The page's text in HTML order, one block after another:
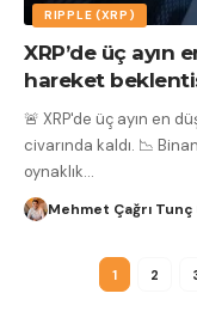
RIPPLE (XRP)
XRP’de üç ayın
hareket
🚨 XRP'de üç ayın en
civarında kaldı. 📉
oynaklık…
Mehmet Çağrı Tunç
1 2